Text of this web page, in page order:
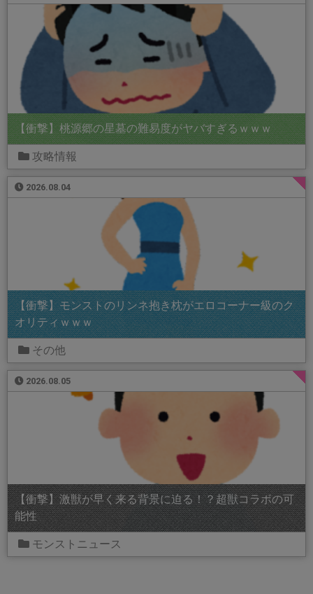
【衝撃】桃源郷の星墓の難易度がヤバすぎるｗｗｗ
攻略情報
2026.08.04
【衝撃】モンストのリンネ抱き枕がエロコーナー級のク
オリティｗｗｗ
その他
2026.08.05
【衝撃】激獣が早く来る背景に迫る！？超獣コラボの可
能性
モンストニュース